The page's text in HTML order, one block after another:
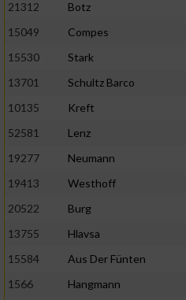
21312 Botz
15049
Compes
15530
Stark
13701
Schultz Barco
10135
Kreft
52581
Lenz
19277
Neumann
19413
Westhoff
20522
Burg
13755
Hlavsa
15584
Aus Der Fünten
1566
Hangmann